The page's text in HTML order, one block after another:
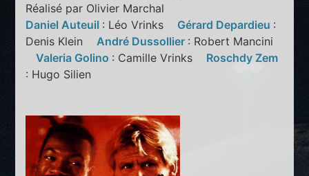
Réalisé par Olivier Marchal
Daniel Auteuil : Léo Vrinks Gérard Depardieu :
Denis KleinAndré Dussollier : Robert Mancini
Valeria Golino : Camille Vrinks Roschdy Zem
: Hugo Silien